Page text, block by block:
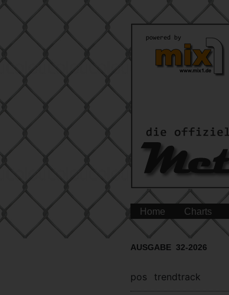
Home Charts
AUSGABE 32-2026
pos trendtrack